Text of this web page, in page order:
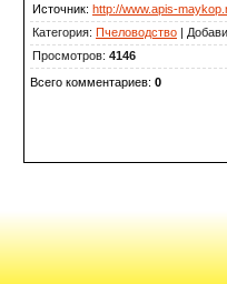
Источник: http://www.apis-
Категория: Пчеловодство |
Просмотров: 4146
Всего комментариев: 0